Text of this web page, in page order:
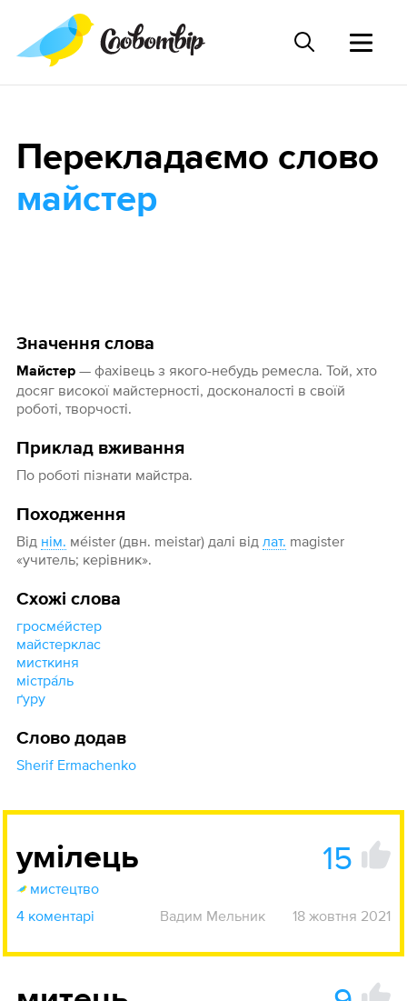
Значення слова
Майстер— фахівець з якого-небудь ремесла. Той, хто
досяг високої майстерності, досконалості в своїй
роботі, творчості.
Приклад вживання
По роботі пізнати майстра.
Походження
Від нім. мéister (двн. meistar) далі від лат. magister
«учитель; керівник».
Схожі слова
гросме́йстер
майстерклас
мисткиня
містра́ль
ґуру
Слово додав
Sherif Ermachenko
Перекладаємо слово
майстер
умілець 15
мистецтво
4 коментарі
Вадим Мельник 18 жовтня 2021